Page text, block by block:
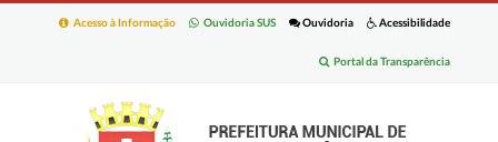
Acessibilidade
Ouvidoria
Ouvidoria SUS
Acesso à Informação
Portal da Transparência